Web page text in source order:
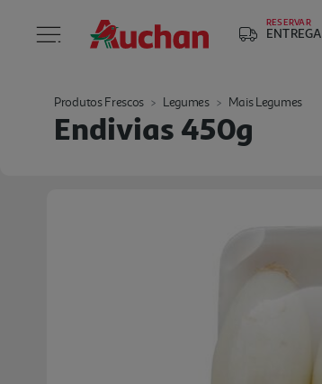
RESERVAR
ENTREGA
Produtos Frescos Legumes Mais Legumes
Endivias 450g